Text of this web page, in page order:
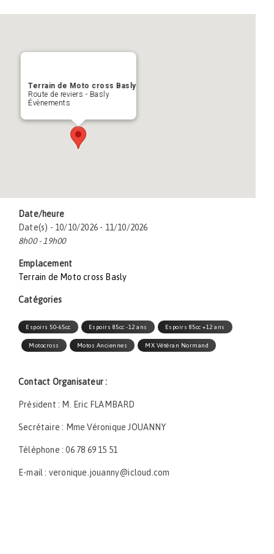
Terrain de Moto cross Basly
Route de reviers - Basly
Évènements
Date/heure
Date(s) - 10/10/2026 - 11/10/2026
8h00 - 19h00
Emplacement
Terrain de Moto cross Basly
Catégories
Espoirs 50-65cc Espoirs 85cc -12 ans Espoirs 85cc +12 ans
Motocross Motos Anciennes MX Vétéran Normand
Contact Organisateur :
Président : M. Eric FLAMBARD
Secrétaire : Mme Véronique JOUANNY
Téléphone : 06 78 69 15 51
E-mail : veronique.jouanny@icloud.com